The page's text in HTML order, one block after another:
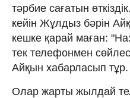
тәрбие сағатын
кейін Жұлдыз бәрін
кешке қарай маған:
тек телефонмен
Айқын хабарласып тұр.
Олар жарты жылдай